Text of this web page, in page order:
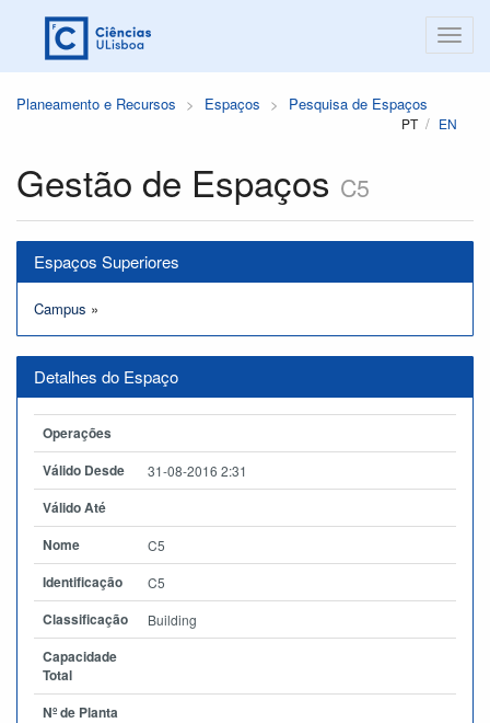
Planeamento e Recursos Espaços Pesquisa de Espaços
PT EN
Gestão de Espaços C5
Espaços Superiores
Campus »
Detalhes do Espaço
Operações
Válido Desde
31-08-2016 2:31
Válido Até
Nome
C5
Identificação C5
Classificação Building
Capacidade
Total
Nº de Planta